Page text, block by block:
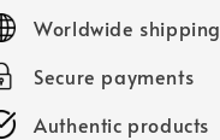
Worldwide shipping
Secure payments
Authentic products